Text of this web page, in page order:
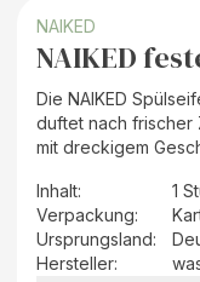
NAIKED
NAIKED
Die NAIKED
duftet nach frischer
mit dreckigem
Inhalt:
1
Verpackung:
Ursprungsland:
Hersteller: